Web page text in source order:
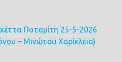
Ποταμίτη 25-5-2026
– Μινώτου Χαρίκλεια)